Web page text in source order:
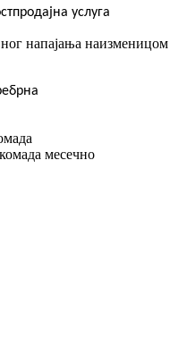
услуга
напајања наизменицом
месечно